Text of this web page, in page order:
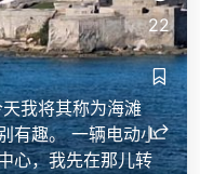
我将其称为海滩
有趣。 一辆电动小
心，我先在那儿转
22